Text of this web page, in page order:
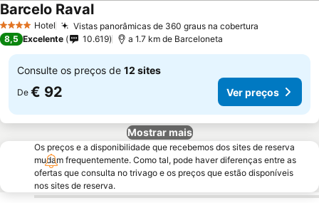
4 EstrelasHotel Vistas panorâmicas de 360 graus na cobertura
Barcelo RavalVer preços
8,5 Excelente 10.619 a 1.7 km de Barceloneta
Consulte os preços de 12 sites
De € 92 Ver preços
Mostrar mais
Os preços e a disponibilidade que recebemos dos sites de reserva
mudam frequentemente. Como tal, pode haver diferenças entre as
ofertas que consulta no trivago e os preços que estão disponíveis
nos sites de reserva.